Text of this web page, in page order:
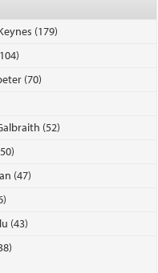
(179)
(70)
(52)
(47)
(43)